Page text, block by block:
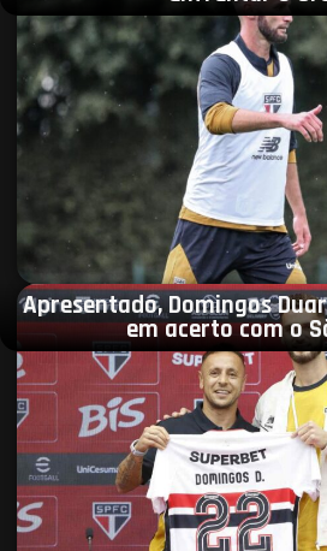
Apresentado, Domingos
em acerto com o